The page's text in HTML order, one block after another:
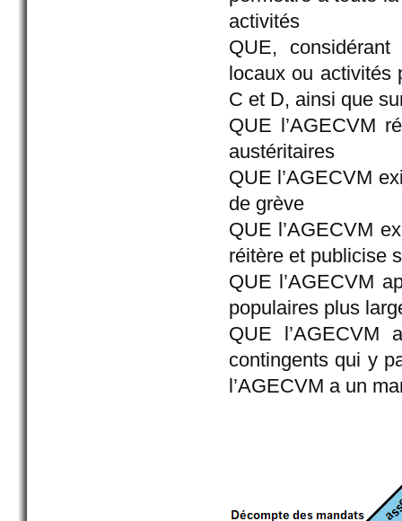
activités
QUE,
locaux ou activités
C et D, ainsi que
QUE l’AGECVM
austéritaires
QUE l’AGECVM
de grève
QUE l’AGECVM
réitère et publicise
QUE l’AGECVM
populaires plus
QUE
contingents qui y
l’AGECVM a un